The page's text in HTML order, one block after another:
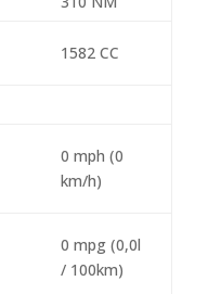
1582 CC
0 mph (0
km/h)
0 mpg (0,0l
/ 100km)